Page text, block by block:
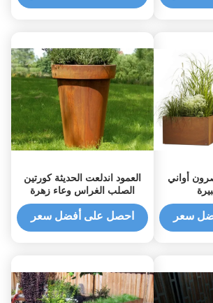
أواني
سعر
العمود اندلعت الحديثة كورتين
الصلب الغراس وعاء زهرة
لتزيين الفندق
احصل على أفضل سعر